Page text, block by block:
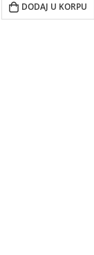
DODAJ U KORPU